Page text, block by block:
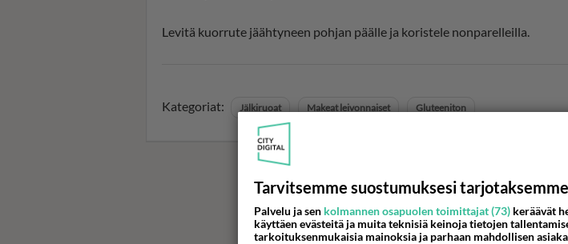
Levitä kuorrute jäähtyneen pohjan päälle ja koristele nonparelleilla.
Kategoriat: Jälkiruoat Makeat leivonnaiset Gluteeniton
Tarvitsemme suostumuksesi
Palvelu ja sen kolmannen osapuolen toimittajat (73) keräävät
käyttäen evästeitä ja muita teknisiä keinoja tietojen
tarkoituksenmukaisia mainoksia ja parhaan mahdollisen